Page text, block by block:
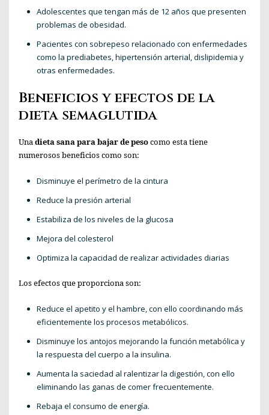
Adolescentes que tengan más de 12 años que presenten
problemas de obesidad.
Pacientes con sobrepeso relacionado con enfermedades
como la prediabetes, hipertensión arterial, dislipidemia y
otras enfermedades.
Beneficios y efectos de la
dieta semaglutida
Unadieta sana para bajar de pesocomo esta tiene
numerosos beneficios como son:
Disminuye el perímetro de la cintura
Reduce la presión arterial
Estabiliza de los niveles de la glucosa
Mejora del colesterol
Optimiza la capacidad de realizar actividades diarias
Los efectos que proporciona son:
Reduce el apetito y el hambre, con ello coordinando más
eficientemente los procesos metabólicos.
Disminuye los antojos mejorando la función metabólica y
la respuesta del cuerpo a la insulina.
Aumenta la saciedad al ralentizar la digestión, con ello
eliminando las ganas de comer frecuentemente.
Rebaja el consumo de energía.